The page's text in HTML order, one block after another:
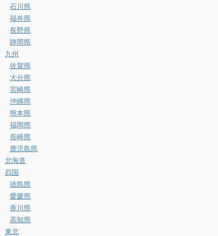
石川県
福井県
長野県
静岡県
九州
佐賀県
大分県
宮崎県
沖縄県
熊本県
福岡県
長崎県
鹿児島県
北海道
四国
徳島県
愛媛県
香川県
高知県
東北